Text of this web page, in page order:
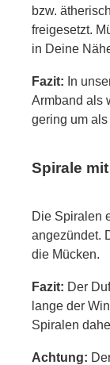
bzw.
freigesetzt.
in Deine
Fazit: In
Armband als
gering um
Spirale
Die Spiralen
angezündet.
die Mücken.
Fazit: Der
lange der
Spiralen
Achtung: